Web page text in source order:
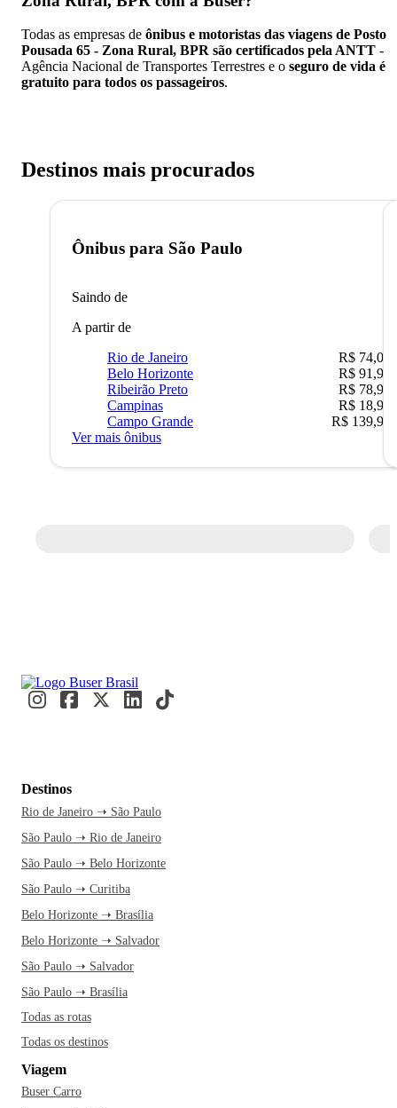
Todas as empresas de ônibus e motoristas das viagens de Posto
Pousada 65 - Zona Rural, BPR são certificados pela ANTT -
Agência Nacional de Transportes Terrestres e o seguro de vida é
gratuito para todos os passageiros.
Destinos mais procurados
Ônibus para São Paulo
Saindo de
A partir de
Rio de Janeiro
R$ 74,00
Belo Horizonte
R$ 91,90
Ribeirão Preto
R$ 78,90
Campinas
R$ 18,90
Campo Grande
R$ 139,90
Ver mais ônibus
Destinos
Rio de Janeiro ➝ São Paulo
São Paulo ➝ Rio de Janeiro
São Paulo ➝ Belo Horizonte
São Paulo ➝ Curitiba
Belo Horizonte ➝ Brasília
Belo Horizonte ➝ Salvador
São Paulo ➝ Salvador
São Paulo ➝ Brasília
Todas as rotas
Todas os destinos
Viagem
Buser Carro